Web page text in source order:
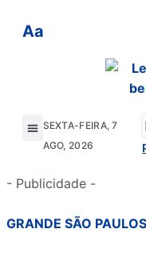
Aa
SEXTA-FEIRA, 7
AGO, 2026
- Publicidade -
GRANDE SÃO PAULO